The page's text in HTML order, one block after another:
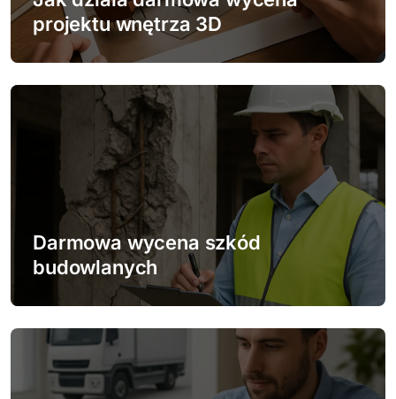
p
i
s
projektu wnętrza 3D
Darmowa wycena szkód
budowlanych